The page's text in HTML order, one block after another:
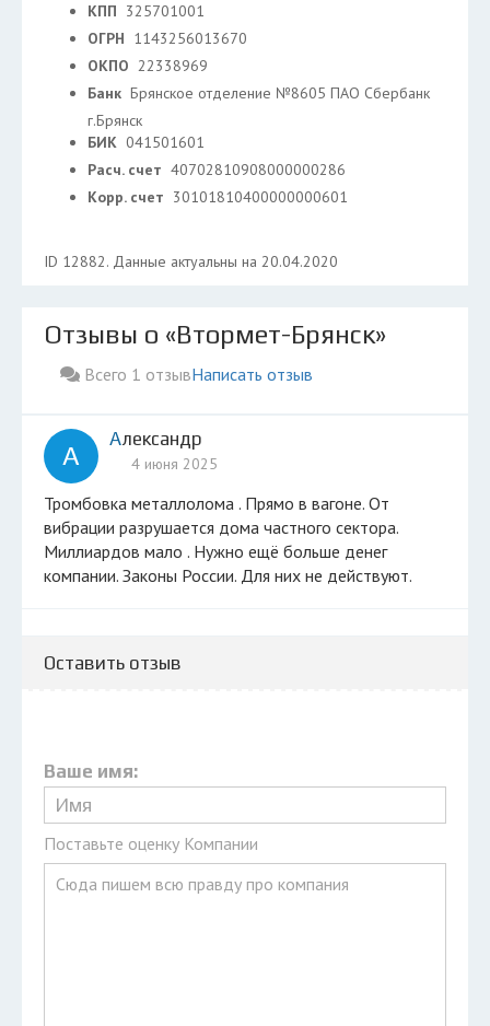
КПП 325701001
ОГРН 1143256013670
ОКПО 22338969
Банк Брянское отделение №8605 ПАО Сбербанк
г.Брянск
БИК 041501601
Расч. счет 40702810908000000286
Корр. счет 30101810400000000601
ID 12882. Данные актуальны на 20.04.2020
Отзывы о «Втормет-Брянск»
Всего 1 отзывНаписать отзыв
А
Александр
4 июня 2025
Тромбовка металлолома . Прямо в вагоне. От
вибрации разрушается дома частного сектора.
Миллиардов мало . Нужно ещё больше денег
компании. Законы России. Для них не действуют.
Оставить отзыв
Ваше имя:
Поставьте оценку Компании